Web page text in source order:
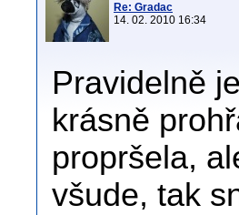
Re: Gradac
14. 02. 2010 16:34
Pravidelně
krásně
propršela,
všude, tak